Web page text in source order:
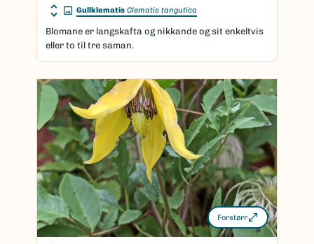
Gullklematis Clematis tangutica
Blomane er langskafta og nikkande og sit enkeltvis
eller to til tre saman.
Forstørr